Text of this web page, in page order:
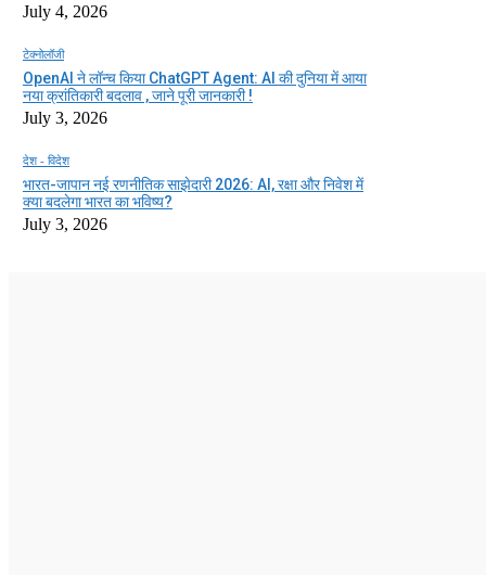
July 4, 2026
टेक्नोलॉजी
OpenAI ने लॉन्च किया ChatGPT Agent: AI की दुनिया में आया
नया क्रांतिकारी बदलाव , जाने पूरी जानकारी !
July 3, 2026
देश - विदेश
भारत-जापान नई रणनीतिक साझेदारी 2026: AI, रक्षा और निवेश में
क्या बदलेगा भारत का भविष्य?
July 3, 2026